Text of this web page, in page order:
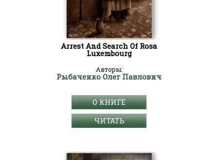
Arrest And Search Of Rosa
Luxembourg
Авторы:
Рыбаченко Олег Павлович
О КНИГЕ
ЧИТАТЬ